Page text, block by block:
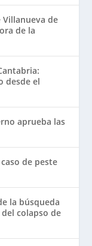
de
de la
desde el
aprueba las
de peste
la búsqueda
colapso de